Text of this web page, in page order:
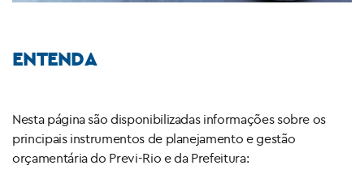
ENTENDA
Nesta página são disponibilizadas informações sobre os
principais instrumentos de planejamento e gestão
orçamentária do Previ-Rio e da Prefeitura: